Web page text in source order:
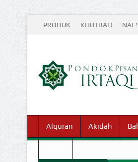
PRODUK KHUTBAH
Alquran Akidah